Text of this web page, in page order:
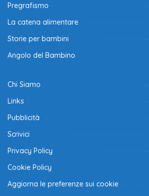
Pregrafismo
La catena alimentare
Storie per bambini
Angolo del Bambino
Chi Siamo
Links
Pubblicità
Scrivici
Privacy Policy
Cookie Policy
Aggiorna le preferenze sui cookie